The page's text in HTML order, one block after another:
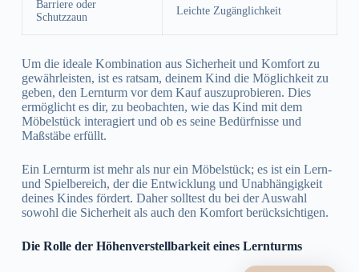
Barriere oder
Schutzzaun
Leichte Zugänglichkeit
Um die ideale Kombination aus Sicherheit und Komfort zu
gewährleisten, ist es ratsam, deinem Kind die Möglichkeit zu
geben, den Lernturm vor dem Kauf auszuprobieren. Dies
ermöglicht es dir, zu beobachten, wie das Kind mit dem
Möbelstück interagiert und ob es seine Bedürfnisse und
Maßstäbe erfüllt.
Ein Lernturm ist mehr als nur ein Möbelstück; es ist ein Lern-
und Spielbereich, der die Entwicklung und Unabhängigkeit
deines Kindes fördert. Daher solltest du bei der Auswahl
sowohl die Sicherheit als auch den Komfort berücksichtigen.
Die Rolle der Höhenverstellbarkeit eines Lernturms